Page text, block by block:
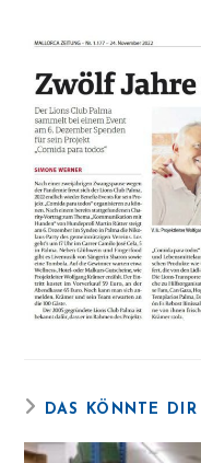
DAS KÖNNTE